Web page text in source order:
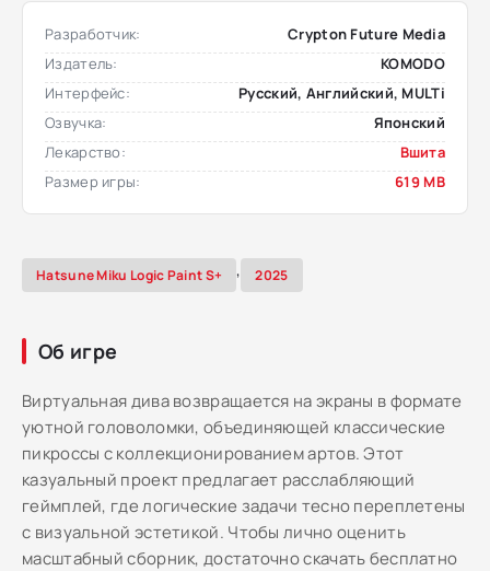
Разработчик:
Crypton Future Media
Издатель:
KOMODO
Интерфейс:
Русский, Английский, MULTi
Озвучка:
Японский
Лекарство:
Вшита
Размер игры:
619 MB
Hatsune Miku Logic Paint S+ , 2025
Об игре
Виртуальная дива возвращается на экраны в формате
уютной головоломки, объединяющей классические
пикроссы с коллекционированием артов. Этот
казуальный проект предлагает расслабляющий
геймплей, где логические задачи тесно переплетены
с визуальной эстетикой. Чтобы лично оценить
масштабный сборник, достаточно скачать бесплатно